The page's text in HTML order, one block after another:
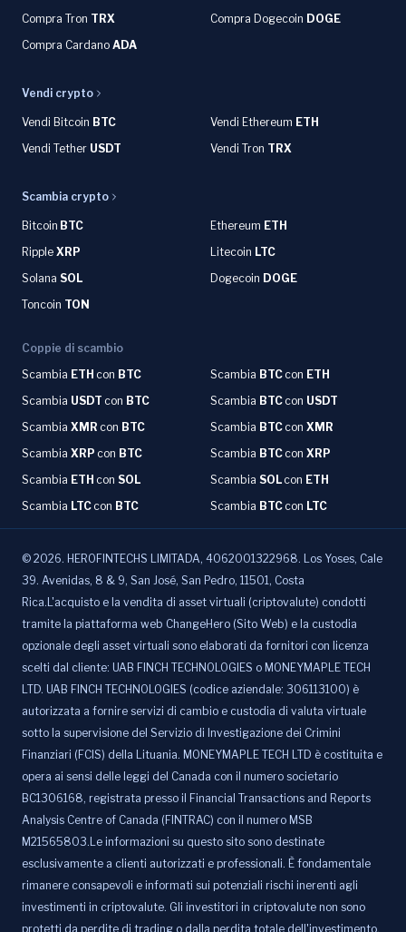
Compra Tron TRX Compra Dogecoin DOGE
Compra Cardano ADA
Vendi crypto
Vendi Bitcoin BTC Vendi Ethereum ETH
Vendi Tether USDT Vendi Tron TRX
Scambia crypto
Bitcoin BTC Ethereum ETH
Ripple XRP Litecoin LTC
Solana SOL Dogecoin DOGE
Toncoin TON
Coppie di scambio
Scambia ETH con BTC Scambia BTC con ETH
Scambia USDT con BTC Scambia BTC con USDT
Scambia XMR con BTC Scambia BTC con XMR
Scambia XRP con BTC Scambia BTC con XRP
Scambia ETH con SOL Scambia SOL con ETH
Scambia LTC con BTC Scambia BTC con LTC
© 2026. HEROFINTECHS LIMITADA, 4062001322968. Los Yoses, Cale
39. Avenidas, 8 & 9, San José, San Pedro, 11501, Costa
Rica.L'acquisto e la vendita di asset virtuali (criptovalute) condotti
tramite la piattaforma web ChangeHero (Sito Web) e la custodia
opzionale degli asset virtuali sono elaborati da fornitori con licenza
scelti dal cliente: UAB FINCH TECHNOLOGIES o MONEYMAPLE TECH
LTD. UAB FINCH TECHNOLOGIES (codice aziendale: 306113100) è
autorizzata a fornire servizi di cambio e custodia di valuta virtuale
sotto la supervisione del Servizio di Investigazione dei Crimini
Finanziari (FCIS) della Lituania. MONEYMAPLE TECH LTD è costituita e
opera ai sensi delle leggi del Canada con il numero societario
BC1306168, registrata presso il Financial Transactions and Reports
Analysis Centre of Canada (FINTRAC) con il numero MSB
M21565803.Le informazioni su questo sito sono destinate
esclusivamente a clienti autorizzati e professionali. È fondamentale
rimanere consapevoli e informati sui potenziali rischi inerenti agli
investimenti in criptovalute. Gli investitori in criptovalute non sono
protetti da perdite di trading o dalla perdita totale dell'investimento.